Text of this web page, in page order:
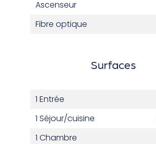
Ascenseur
Fibre optique
Surfaces
1 Entrée
1 Séjour/cuisine
1 Chambre